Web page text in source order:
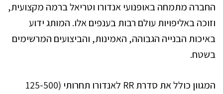
החברה מתמחה באופנועי אנדורו וטריאל ברמה מקצועית,
וזוכה באליפויות עולם רבות בענפים אלו. המותג ידוע
באיכות הבנייה הגבוהה, האמינות, והביצועים המרשימים
בשטח.
המגוון כולל את סדרת RR לאנדורו תחרותי (125-500